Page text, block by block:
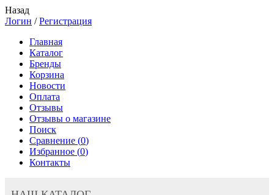
Назад
Логин /Регистрация
Главная
Каталог
Бренды
Корзина
Новости
Оплата
Отзывы
Отзывы о магазине
Поиск
Сравнение (0)
Избранное (0)
Контакты